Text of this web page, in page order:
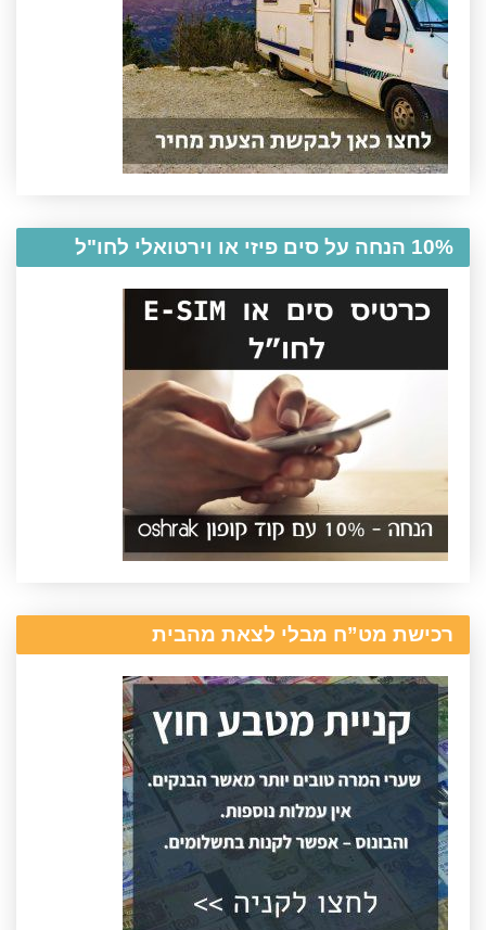
10% הנחה על סים פיזי או וירטואלי לחו"ל
רכישת מט”ח מבלי לצאת מהבית